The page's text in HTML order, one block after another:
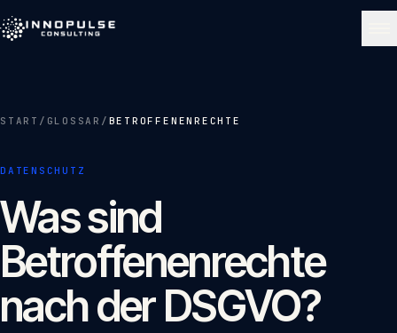
Über uns
Leistungen
START / GLOSSAR / BETROFFENENRECHTE
DATENSCHUTZ
Was sind
Betroffenenrechte
nach der DSGVO?